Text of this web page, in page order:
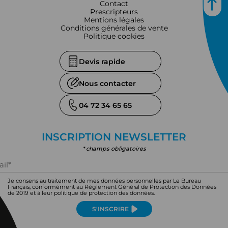
Devis rapide
Nous contacter
04 72 34 65 65
Contact
Prescripteurs
Mentions légales
Conditions générales de vente
Politique cookies
INSCRIPTION NEWSLETTER
* champs obligatoires
Je consens au traitement de mes données personnelles par Le Bureau
Français, conformément au Règlement Général de Protection des Données
de 2019 et à leur politique de protection des données.
S'INSCRIRE